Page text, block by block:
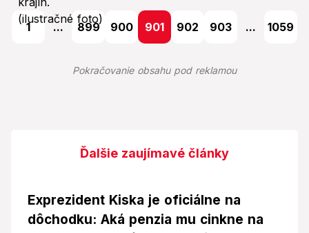
1 ... 899 900 901 902 903 ... 1059
Pokračovanie obsahu pod reklamou
Ďalšie zaujímavé články
Exprezident Kiska je oficiálne na
dôchodku: Aká penzia mu cinkne na